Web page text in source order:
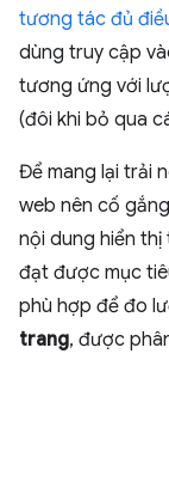
tương tác đủ
dùng truy cập
tương ứng với
(đôi khi bỏ qua
Để mang lại trải
web nên cố
nội dung hiển thị
đạt được mục
phù hợp để đo
trang, được